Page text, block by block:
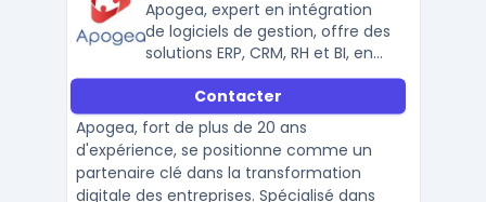
Apogea, expert en intégration
de logiciels de gestion, offre des
solutions ERP, CRM, RH et BI, en
partenariat avec Sage, Cegid et
Microsoft.Contacter
Apogea, fort de plus de 20 ans
d'expérience, se positionne comme un
partenaire clé dans la transformation
digitale des entreprises. Spécialisé dans